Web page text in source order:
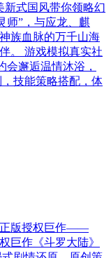
新式国风带你领略幻
师”，与应龙、麒
族血脉的万千山海
。 游戏模拟真实社
会邂逅温情沐浴，
技能策略搭配，体
版授权巨作——
巨作《斗罗大陆》